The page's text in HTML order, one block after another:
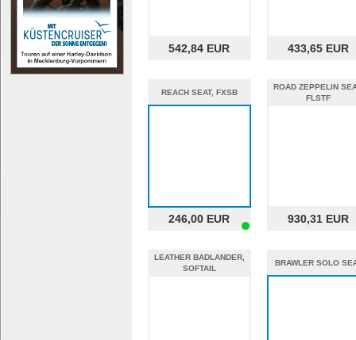
542,84 EUR 433,65 EUR
REACH SEAT, FXSB
246,00 EUR
ROAD ZEPPELIN
FLSTF
930,31 EUR
LEATHER BADLANDER,
SOFTAIL
BRAWLER SOLO